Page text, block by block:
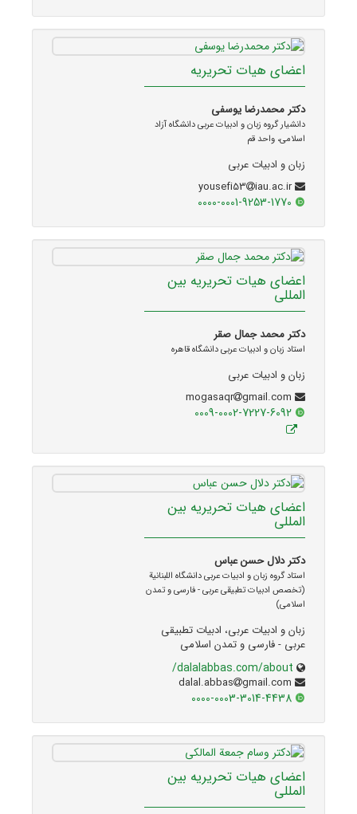
اعضای هیات تحریریه
دکتر محمدرضا یوسفی
دانشیار گروه زبان و ادبیات عربی دانشگاه آزاد
اسلامی، واحد قم
زبان و ادبیات عربی
yousefi53
iau.ac.ir
0000-0001-9253-1770
اعضای هیات تحریریه بین
المللی
دکتر محمد جمال صقر
استاد زبان و ادبیات عربی دانشگاه قاهره
زبان و ادبیات عربی
gmail.com
0009-0002-7227-6092
اعضای هیات تحریریه بین
المللی
دکتر دلال حسن عباس
استاد گروه زبان و ادبیات عربی دانشگاه اللبنانیة
(تخصص ادبیات تطبیقی عربی - فارسی و تمدن
اسلامی)
زبان و ادبیات عربی، ادبیات تطبیقی
عربی - فارسی و تمدن اسلامی
dalalabbas.com/about/
gmail.com
0000-0003-3014-4438
اعضای هیات تحریریه بین
المللی